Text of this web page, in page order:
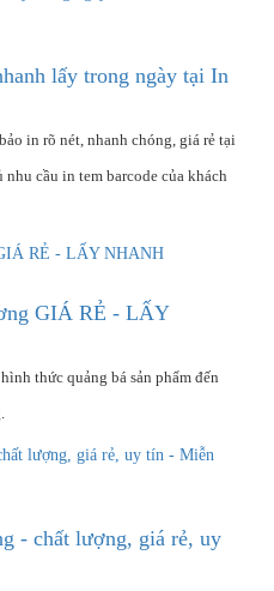
lấy trong ngày tại In
in rõ nét, nhanh chóng, giá rẻ tại
cầu in tem barcode của khách
GIÁ RẺ - LẤY
thức quảng bá sản phẩm đến
- chất lượng, giá rẻ, uy